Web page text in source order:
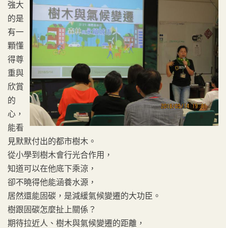
強大
的是
有一
顆懂
得尊
重與
欣賞
的
心，
能看
見默默付出的都市樹木。
從小學到樹木會行光合作用，
知道可以在他底下乘涼，
卻不曉得他能涵養水源，
居然還能固碳，是減緩氣候變遷的大功臣。
樹跟固碳怎麼扯上關係？
期待拉近人、樹木與氣候變遷的距離，